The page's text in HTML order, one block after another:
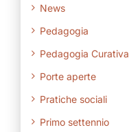
News
Pedagogia
Pedagogia Curativa
Porte aperte
Pratiche sociali
Primo settennio